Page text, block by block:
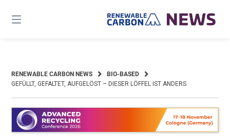
content
RENEWABLE CARBON NEWS
BIO-BASED
GEFÜLLT, GEFALTET, AUFGELÖST – DIESER LÖFFEL IST ANDERS